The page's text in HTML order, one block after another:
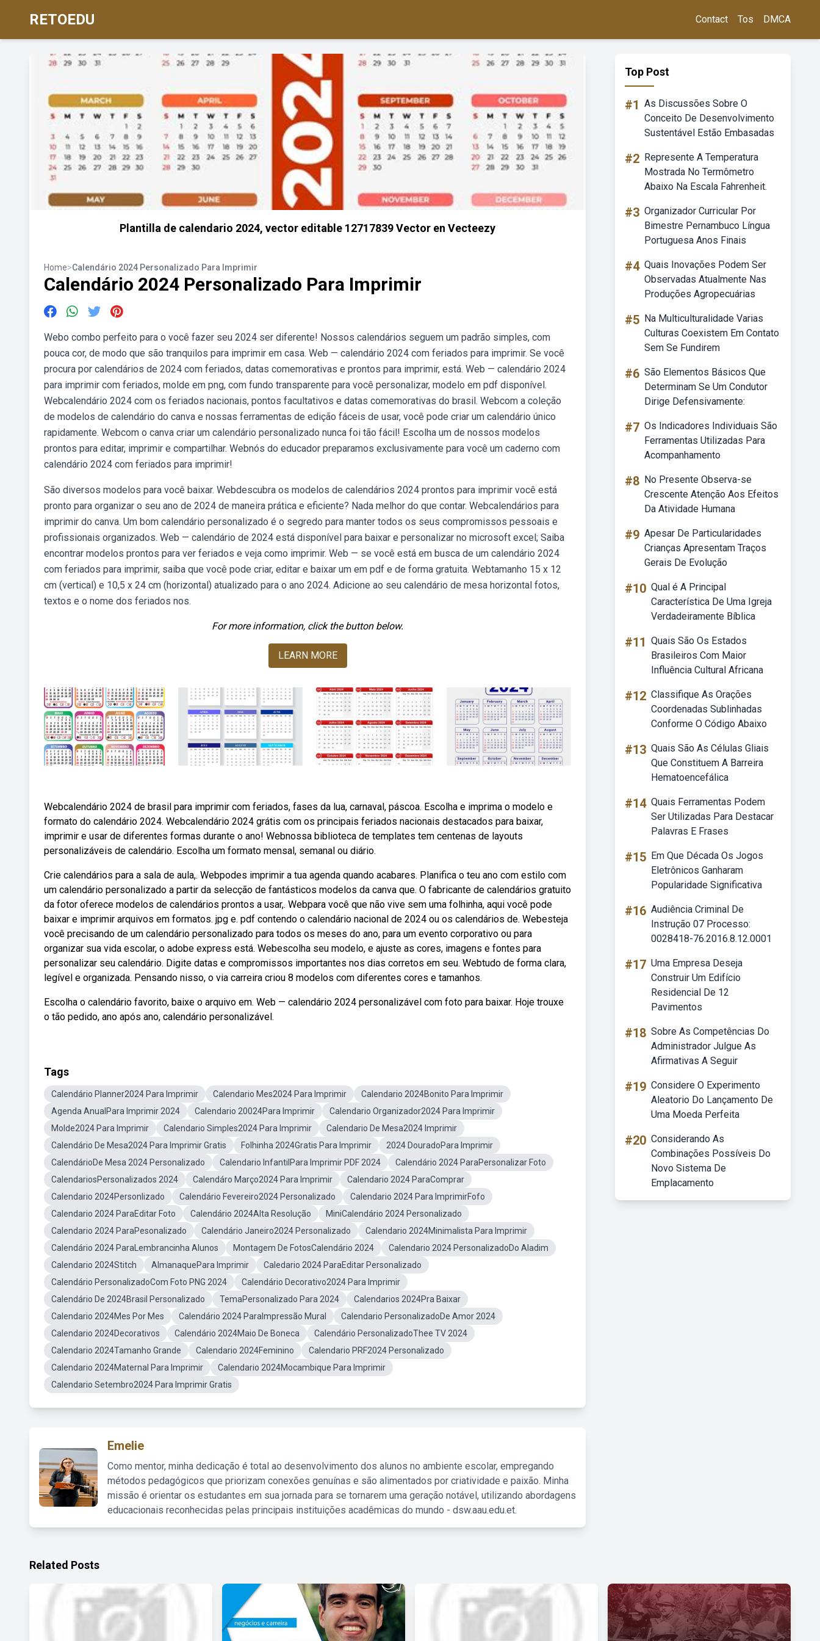
RETOEDU Contact Tos DMCA
Plantilla de calendario 2024, vector editable 12717839 Vector en Vecteezy
Home>Calendário 2024 Personalizado Para Imprimir
Calendário 2024 Personalizado Para Imprimir
Webo combo perfeito para o você fazer seu 2024 ser diferente! Nossos calendários seguem um padrão simples, com
pouca cor, de modo que são tranquilos para imprimir em casa. Web — calendário 2024 com feriados para imprimir. Se você
procura por calendários de 2024 com feriados, datas comemorativas e prontos para imprimir, está. Web — calendário 2024
para imprimir com feriados, molde em png, com fundo transparente para você personalizar, modelo em pdf disponível.
Webcalendário 2024 com os feriados nacionais, pontos facultativos e datas comemorativas do brasil. Webcom a coleção
de modelos de calendário do canva e nossas ferramentas de edição fáceis de usar, você pode criar um calendário único
rapidamente. Webcom o canva criar um calendário personalizado nunca foi tão fácil! Escolha um de nossos modelos
prontos para editar, imprimir e compartilhar. Webnós do educador preparamos exclusivamente para você um caderno com
calendário 2024 com feriados para imprimir!
São diversos modelos para você baixar. Webdescubra os modelos de calendários 2024 prontos para imprimir você está
pronto para organizar o seu ano de 2024 de maneira prática e eficiente? Nada melhor do que contar. Webcalendários para
imprimir do canva. Um bom calendário personalizado é o segredo para manter todos os seus compromissos pessoais e
profissionais organizados. Web — calendário de 2024 está disponível para baixar e personalizar no microsoft excel; Saiba
encontrar modelos prontos para ver feriados e veja como imprimir. Web — se você está em busca de um calendário 2024
com feriados para imprimir, saiba que você pode criar, editar e baixar um em pdf e de forma gratuita. Webtamanho 15 x 12
cm (vertical) e 10,5 x 24 cm (horizontal) atualizado para o ano 2024. Adicione ao seu calendário de mesa horizontal fotos,
textos e o nome dos feriados nos.
For more information, click the button below.
LEARN MORE
Webcalendário 2024 de brasil para imprimir com feriados, fases da lua, carnaval, páscoa. Escolha e imprima o modelo e
formato do calendário 2024. Webcalendário 2024 grátis com os principais feriados nacionais destacados para baixar,
imprimir e usar de diferentes formas durante o ano! Webnossa biblioteca de templates tem centenas de layouts
personalizáveis de calendário. Escolha um formato mensal, semanal ou diário.
Crie calendários para a sala de aula,. Webpodes imprimir a tua agenda quando acabares. Planifica o teu ano com estilo com
um calendário personalizado a partir da selecção de fantásticos modelos da canva que. O fabricante de calendários gratuito
da fotor oferece modelos de calendários prontos a usar,. Webpara você que não vive sem uma folhinha, aqui você pode
baixar e imprimir arquivos em formatos. jpg e. pdf contendo o calendário nacional de 2024 ou os calendários de. Webesteja
você precisando de um calendário personalizado para todos os meses do ano, para um evento corporativo ou para
organizar sua vida escolar, o adobe express está. Webescolha seu modelo, e ajuste as cores, imagens e fontes para
personalizar seu calendário. Digite datas e compromissos importantes nos dias corretos em seu. Webtudo de forma clara,
legível e organizada. Pensando nisso, o via carreira criou 8 modelos com diferentes cores e tamanhos.
Escolha o calendário favorito, baixe o arquivo em. Web — calendário 2024 personalizável com foto para baixar. Hoje trouxe
o tão pedido, ano após ano, calendário personalizável.
Tags
Calendário Planner2024 Para Imprimir Calendario Mes2024 Para Imprimir
Calendario 2024Bonito Para Imprimir
Agenda AnualPara Imprimir 2024
Calendario 20024Para Imprimir
Calendario Organizador2024 Para Imprimir
Molde2024 Para Imprimir
Calendario Simples2024 Para Imprimir
Calendario De Mesa2024 Imprimir
Calendário De Mesa2024 Para Imprimir Gratis
Folhinha 2024Gratis Para Imprimir
2024 DouradoPara Imprimir
CalendárioDe Mesa 2024 Personalizado
Calendario InfantilPara Imprimir PDF 2024
Calendário 2024 ParaPersonalizar Foto
CalendariosPersonalizados 2024
Calendáro Março2024 Para Imprimir
Calendario 2024 ParaComprar
Calendario 2024Personlizado
Calendário Fevereiro2024 Personalizado
Calendario 2024 Para ImprimirFofo
Calendario 2024 ParaEditar Foto
Calendário 2024Alta Resolução
MiniCalendário 2024 Personalizado
Calendario 2024 ParaPesonalizado
Calendário Janeiro2024 Personalizado
Calendario 2024Minimalista Para Imprimir
Calendário 2024 ParaLembrancinha Alunos
Montagem De FotosCalendário 2024
Calendario 2024 PersonalizadoDo Aladim
Calendario 2024Stitch
AlmanaquePara Imprimir
Caledario 2024 ParaEditar Personalizado
Calendário PersonalizadoCom Foto PNG 2024
Calendário Decorativo2024 Para Imprimir
Calendário De 2024Brasil Personalizado
TemaPersonalizado Para 2024
Calendarios 2024Pra Baixar
Calendario 2024Mes Por Mes
Calendário 2024 ParaImpressão Mural
Calendario PersonalizadoDe Amor 2024
Calendario 2024Decorativos
Calendário 2024Maio De Boneca
Calendário PersonalizadoThee TV 2024
Calendario 2024Tamanho Grande
Calendario 2024Feminino
Calendario PRF2024 Personalizado
Calendario 2024Maternal Para Imprimir
Calendario 2024Mocambique Para Imprimir
Calendario Setembro2024 Para Imprimir Gratis
Emelie
Como mentor, minha dedicação é total ao desenvolvimento dos alunos no ambiente escolar, empregando
métodos pedagógicos que priorizam conexões genuínas e são alimentados por criatividade e paixão. Minha
missão é orientar os estudantes em sua jornada para se tornarem uma geração notável, utilizando abordagens
educacionais reconhecidas pelas principais instituições acadêmicas do mundo - dsw.aau.edu.et.
Top Post
#1 As Discussões Sobre O
Conceito De Desenvolvimento
Sustentável Estão Embasadas
#2 Represente A Temperatura
Mostrada No Termômetro
Abaixo Na Escala Fahrenheit.
#3 Organizador Curricular Por
Bimestre Pernambuco Língua
Portuguesa Anos Finais
#4 Quais Inovações Podem Ser
Observadas Atualmente Nas
Produções Agropecuárias
#5 Na Multiculturalidade Varias
Culturas Coexistem Em Contato
Sem Se Fundirem
#6 São Elementos Básicos Que
Determinam Se Um Condutor
Dirige Defensivamente:
#7 Os Indicadores Individuais São
Ferramentas Utilizadas Para
Acompanhamento
#8 No Presente Observa-se
Crescente Atenção Aos Efeitos
Da Atividade Humana
#9 Apesar De Particularidades
Crianças Apresentam Traços
Gerais De Evolução
#10 Qual é A Principal
Característica De Uma Igreja
Verdadeiramente Bíblica
#11 Quais São Os Estados
Brasileiros Com Maior
Influência Cultural Africana
#12 Classifique As Orações
Coordenadas Sublinhadas
Conforme O Código Abaixo
#13 Quais São As Células Gliais
Que Constituem A Barreira
Hematoencefálica
#14 Quais Ferramentas Podem
Ser Utilizadas Para Destacar
Palavras E Frases
#15 Em Que Década Os Jogos
Eletrônicos Ganharam
Popularidade Significativa
#16 Audiência Criminal De
Instrução 07 Processo:
0028418-76.2016.8.12.0001
#17 Uma Empresa Deseja
Construir Um Edifício
Residencial De 12
Pavimentos
#18 Sobre As Competências Do
Administrador Julgue As
Afirmativas A Seguir
#19 Considere O Experimento
Aleatorio Do Lançamento De
Uma Moeda Perfeita
#20 Considerando As
Combinações Possíveis Do
Novo Sistema De
Emplacamento
Related Posts